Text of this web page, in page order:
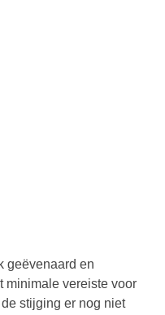
geëvenaard en
minimale vereiste voor
stijging er nog niet